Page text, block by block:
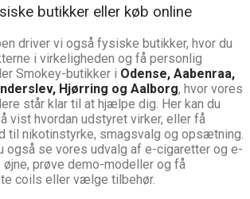
butikker eller køb online
driver vi også fysiske butikker, hvor du
i virkeligheden og få personlig
Smokey-butikker i Odense, Aabenraa,
Hjørring og Aalborg, hvor vores
står klar til at hjælpe dig. Her kan du
vist hvordan udstyret virker, eller få
til nikotinstyrke, smagsvalg og opsætning.
også se vores udvalg af e-cigaretter og e-
prøve demo-modeller og få
coils eller vælge tilbehør.